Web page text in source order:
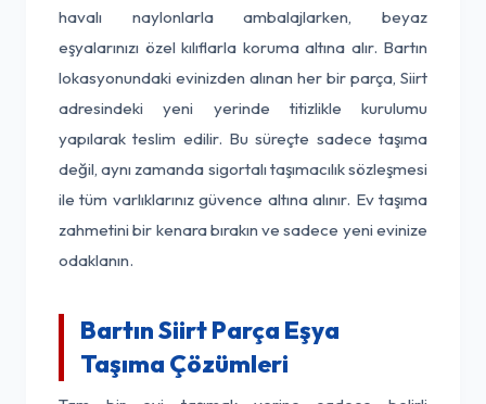
havalı naylonlarla ambalajlarken, beyaz
eşyalarınızı özel kılıflarla koruma altına alır. Bartın
lokasyonundaki evinizden alınan her bir parça, Siirt
adresindeki yeni yerinde titizlikle kurulumu
yapılarak teslim edilir. Bu süreçte sadece taşıma
değil, aynı zamanda sigortalı taşımacılık sözleşmesi
ile tüm varlıklarınız güvence altına alınır. Ev taşıma
zahmetini bir kenara bırakın ve sadece yeni evinize
odaklanın.
Bartın Siirt Parça Eşya
Taşıma Çözümleri